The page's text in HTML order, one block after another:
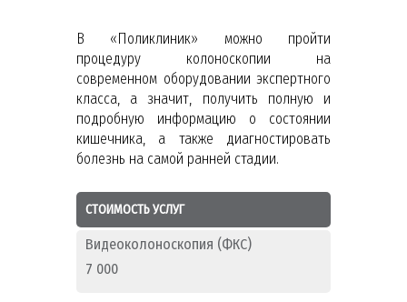
В «Поликлиник» можно пройти
процедуру колоноскопии на
современном оборудовании экспертного
класса, а значит, получить полную и
подробную информацию о состоянии
кишечника, а также диагностировать
болезнь на самой ранней стадии.
СТОИМОСТЬ УСЛУГ
Видеоколоноскопия (ФКС)
7 000